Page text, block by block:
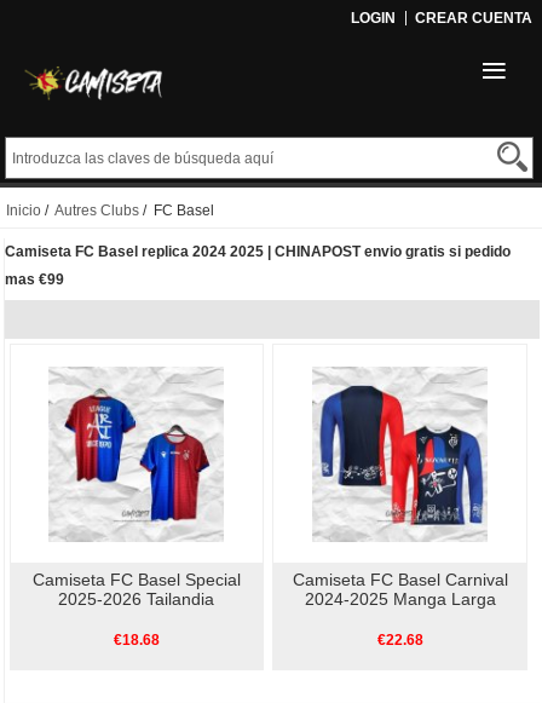
LOGIN CREAR CUENTA
Inicio / Autres Clubs / FC Basel
Camiseta FC Basel replica 2024 2025 | CHINAPOST envio gratis si pedido
mas €99
Camiseta FC Basel Special
2025-2026 Tailandia
€18.68
Camiseta FC Basel Carnival
2024-2025 Manga Larga
€22.68